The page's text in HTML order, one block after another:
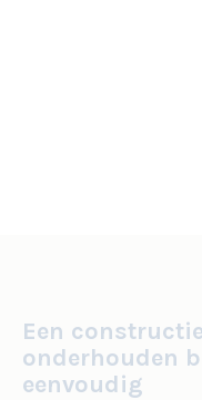
Een
onderhouden
eenvoudig